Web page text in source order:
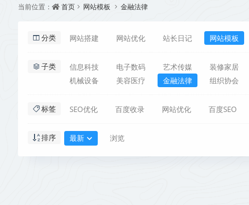
当前位置： 首页 网站模板 金融法律
分类 网站搭建 网站优化 站长日记 网站模板
子类 信息科技 电子数码 艺术传媒 装修家居
机械设备
美容医疗 金融法律 组织协会
标签 SEO优化 百度收录 网站优化 百度SEO
排序 最新 浏览